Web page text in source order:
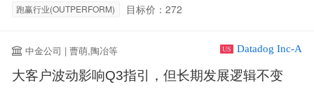
跑赢行业(OUTPERFORM) 目标价：272
中金公司 | 曹萌,陶冶等 US Datadog Inc-A
大客户波动影响Q3指引，但长期发展逻辑不变